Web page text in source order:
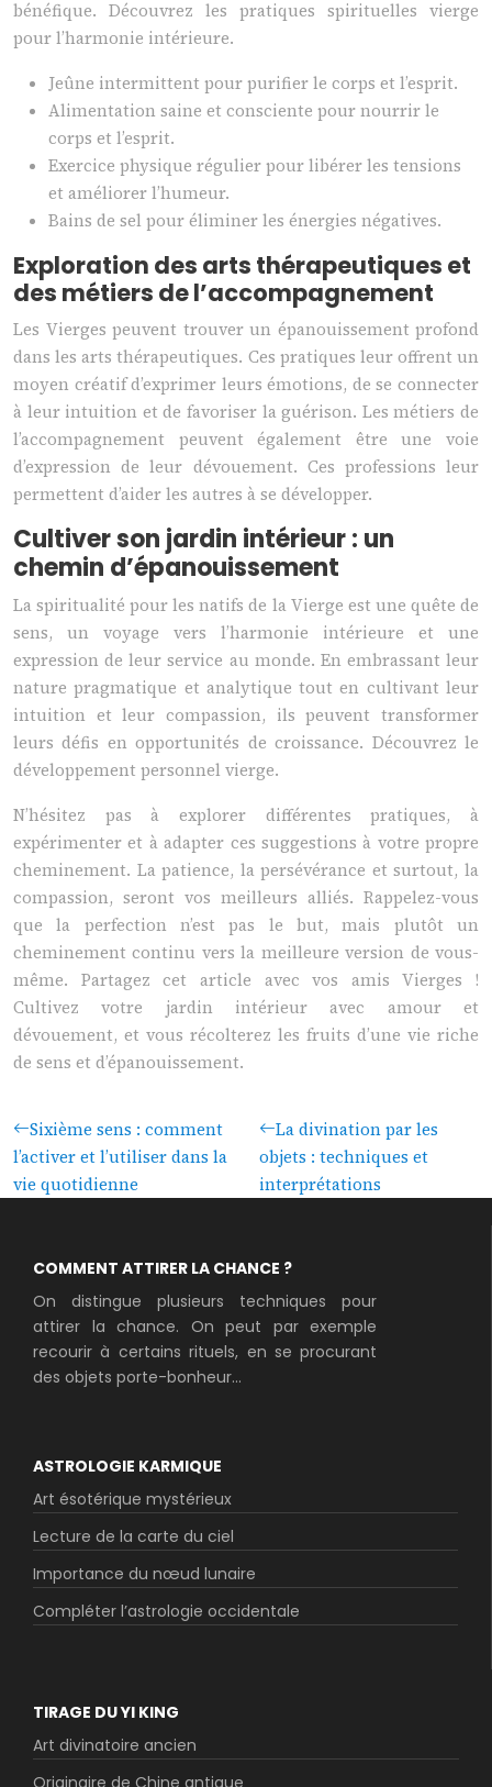
bénéfique. Découvrez les pratiques spirituelles vierge
pour l’harmonie intérieure.
Jeûne intermittent pour purifier le corps et l’esprit.
Alimentation saine et consciente pour nourrir le
corps et l’esprit.
Exercice physique régulier pour libérer les tensions
et améliorer l’humeur.
Bains de sel pour éliminer les énergies négatives.
Exploration des arts thérapeutiques et
des métiers de l’accompagnement
Les Vierges peuvent trouver un épanouissement profond
dans les arts thérapeutiques. Ces pratiques leur offrent un
moyen créatif d’exprimer leurs émotions, de se connecter
à leur intuition et de favoriser la guérison. Les métiers de
l’accompagnement peuvent également être une voie
d’expression de leur dévouement. Ces professions leur
permettent d’aider les autres à se développer.
Cultiver son jardin intérieur : un
chemin d’épanouissement
La spiritualité pour les natifs de la Vierge est une quête de
sens, un voyage vers l’harmonie intérieure et une
expression de leur service au monde. En embrassant leur
nature pragmatique et analytique tout en cultivant leur
intuition et leur compassion, ils peuvent transformer
leurs défis en opportunités de croissance. Découvrez le
développement personnel vierge.
N’hésitez pas à explorer différentes pratiques, à
expérimenter et à adapter ces suggestions à votre propre
cheminement. La patience, la persévérance et surtout, la
compassion, seront vos meilleurs alliés. Rappelez-vous
que la perfection n’est pas le but, mais plutôt un
cheminement continu vers la meilleure version de vous-
même. Partagez cet article avec vos amis Vierges !
Cultivez votre jardin intérieur avec amour et
dévouement, et vous récolterez les fruits d’une vie riche
de sens et d’épanouissement.
Sixième sens : comment
l’activer et l’utiliser dans la
vie quotidienne
La divination par les
objets : techniques et
interprétations
COMMENT ATTIRER LA CHANCE ?
On distingue plusieurs techniques pour
attirer la chance. On peut par exemple
recourir à certains rituels, en se procurant
des objets porte-bonheur...
ASTROLOGIE KARMIQUE
Art ésotérique mystérieux
Lecture de la carte du ciel
Importance du nœud lunaire
Compléter l’astrologie occidentale
TIRAGE DU YI KING
Art divinatoire ancien
Originaire de Chine antique